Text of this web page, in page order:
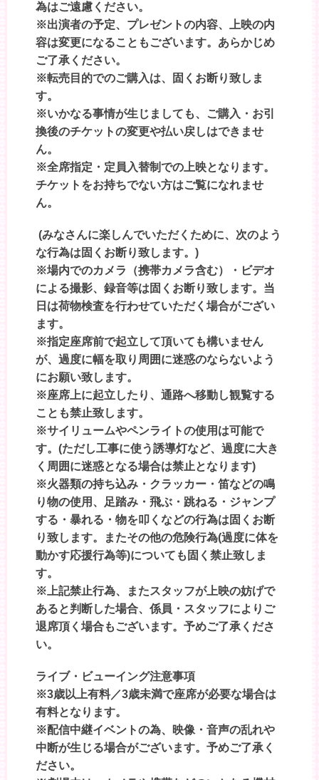
為はご遠慮ください。
※出演者の予定、プレゼントの内容、上映の内
容は変更になることもございます。あらかじめ
ご了承ください。
※転売目的でのご購入は、固くお断り致しま
す。
※いかなる事情が生じましても、ご購入・お引
換後のチケットの変更や払い戻しはできませ
ん。
※全席指定・定員入替制での上映となります。
チケットをお持ちでない方はご覧になれませ
ん。
(みなさんに楽しんでいただくために、次のよう
な行為は固くお断り致します。)
※場内でのカメラ（携帯カメラ含む）・ビデオ
による撮影、録音等は固くお断り致します。当
日は荷物検査を行わせていただく場合がござい
ます。
※指定座席前で起立して頂いても構いません
が、過度に幅を取り周囲に迷惑のならないよう
にお願い致します。
※座席上に起立したり、通路へ移動し観覧する
ことも禁止致します。
※サイリュームやペンライトの使用は可能で
す。(ただし工事に使う誘導灯など、過度に大き
く周囲に迷惑となる場合は禁止となります)
※火器類の持ち込み・クラッカー・笛などの鳴
り物の使用、足踏み・飛ぶ・跳ねる・ジャンプ
する・暴れる・物を叩くなどの行為は固くお断
り致します。またその他の危険行為(過度に体を
動かす応援行為等)についても固く禁止致しま
す。
※上記禁止行為、またスタッフが上映の妨げで
あると判断した場合、係員・スタッフによりご
退席頂く場合もございます。予めご了承くださ
い。
ライブ・ビューイング注意事項
※3歳以上有料／3歳未満で座席が必要な場合は
有料となります。
※配信中継イベントの為、映像・音声の乱れや
中断が生じる場合がございます。予めご了承く
ださい。